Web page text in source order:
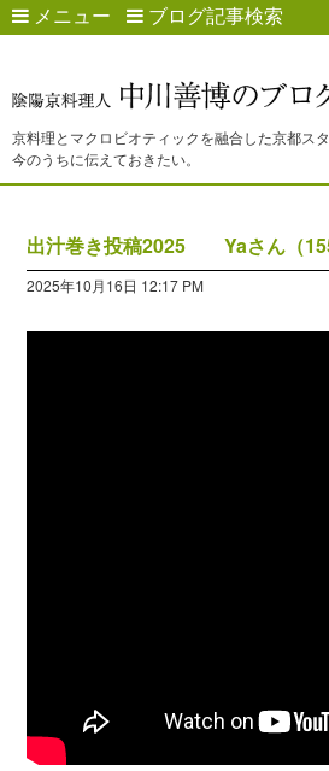
メニュー ブログ記事検索
京料理とマクロビオティックを融合した京都ス
今のうちに伝えておきたい。
出汁巻き投稿2025 Yaさん（
2025年10月16日 12:17 PM